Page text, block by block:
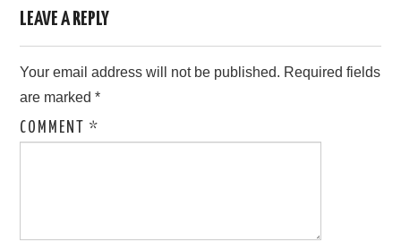
LEAVE A REPLY
Your email address will not be published. Required fields
are marked*
COMMENT*